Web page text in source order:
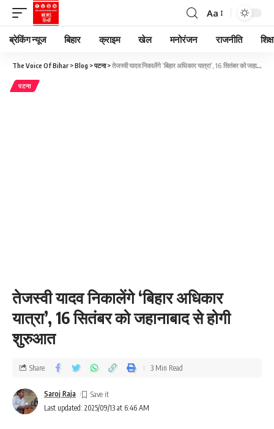
Aa
ब्रेकिंग न्यूज बिहार क्राइम खेल मनोरंजन राजनीति
The Voice Of Bihar >Blog >पटना>तेजस्वी यादव निकालेंगे ‘बिहार अधिकार यात्रा’, 16 सितंबर को जहानाबाद से होगी शुरुआत
पटना
तेजस्वी यादव निकालेंगे ‘बिहार अधिकार
यात्रा’, 16 सितंबर को जहानाबाद से होगी
शुरुआत
Last updated: 2025/09/13 at 6:46 AM
Saroj Raja
Share 3 Min Read